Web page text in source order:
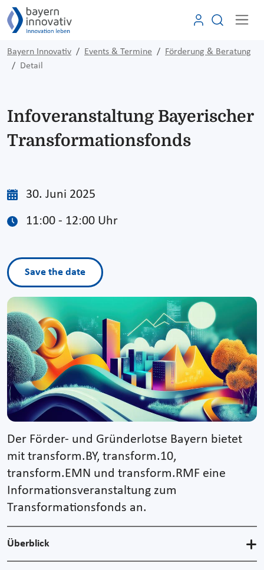
Bayern Innovativ Events & Termine
Förderung & Beratung
Detail
Infoveranstaltung Bayerischer
Transformationsfonds
30. Juni 2025
11:00 - 12:00 Uhr
Save the date
Der Förder- und Gründerlotse Bayern bietet
mit transform.BY, transform.10,
transform.EMN und transform.RMF eine
Informationsveranstaltung zum
Transformationsfonds an.
Überblick